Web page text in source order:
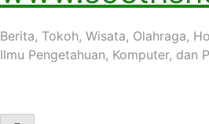
Berita, Tokoh, Wisata, Olahraga,
Ilmu Pengetahuan, Komputer, dan